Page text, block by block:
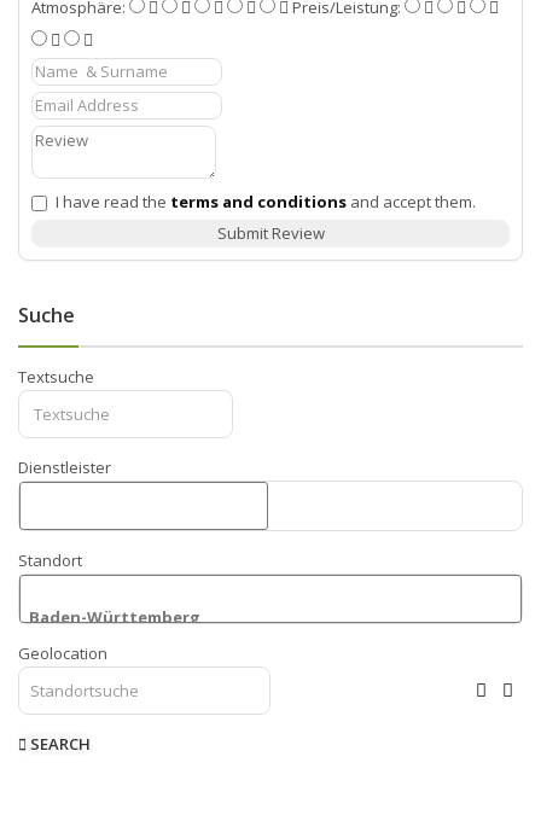
Atmosphäre: Preis/Leistung:
I have read the terms and conditions and accept them.
Submit Review
Suche
Textsuche
Dienstleister
Standort
Geolocation
SEARCH